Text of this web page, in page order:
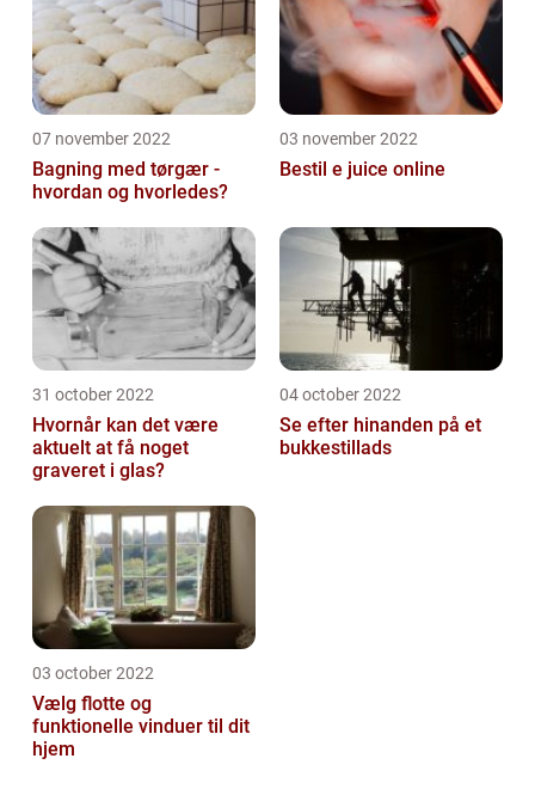
07 november 2022
Bagning med tørgær -
hvordan og hvorledes?
03 november 2022
Bestil e juice online
31 october 2022
Hvornår kan det være
aktuelt at få noget
graveret i glas?
04 october 2022
Se efter hinanden på et
bukkestillads
03 october 2022
Vælg flotte og
funktionelle vinduer til dit
hjem